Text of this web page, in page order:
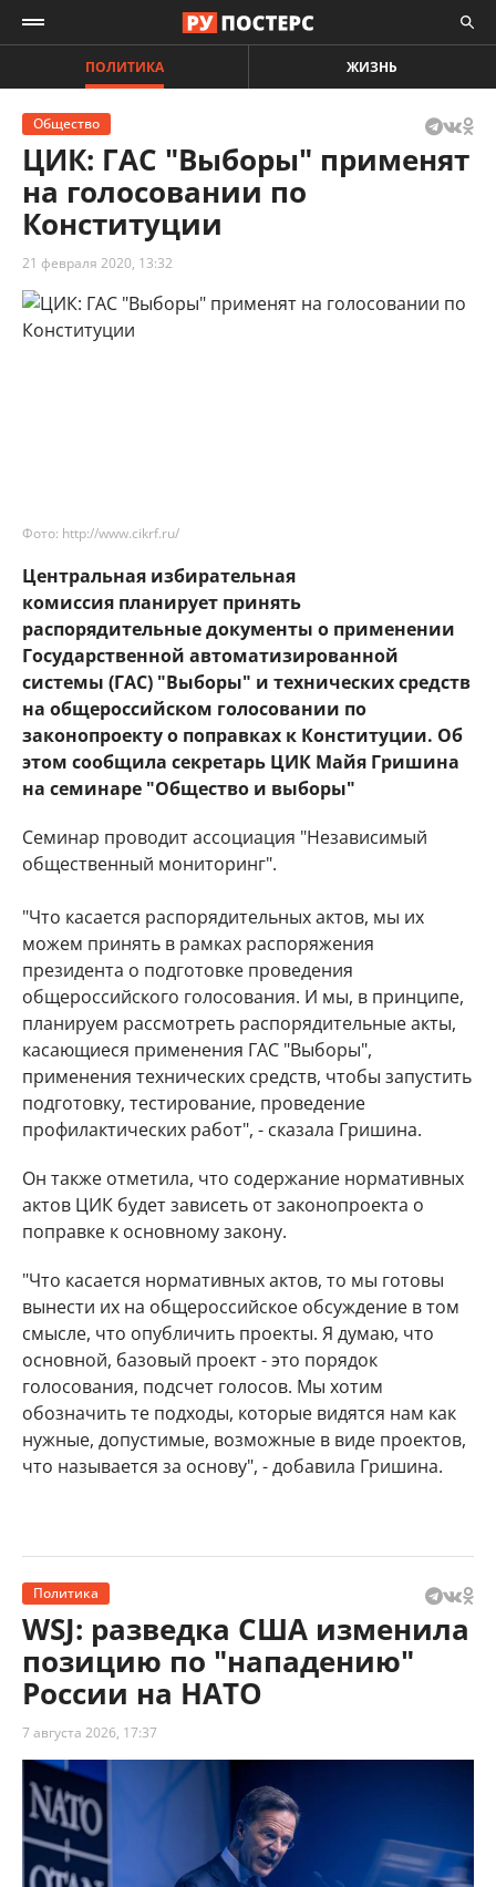
ПОЛИТИКА ЖИЗНЬ
Общество
ЦИК: ГАС "Выборы" применят
на голосовании по
Конституции
21 февраля 2020, 13:32
Фото: http://www.cikrf.ru/
Центральная избирательная
комиссия планирует принять
распорядительные документы о применении
Государственной автоматизированной
системы (ГАС) "Выборы" и технических средств
на общероссийском голосовании по
законопроекту о поправках к Конституции. Об
этом сообщила секретарь ЦИК Майя Гришина
на семинаре "Общество и выборы"
Семинар проводит ассоциация "Независимый
общественный мониторинг".
"Что касается распорядительных актов, мы их
можем принять в рамках распоряжения
президента о подготовке проведения
общероссийского голосования. И мы, в принципе,
планируем рассмотреть распорядительные акты,
касающиеся применения ГАС "Выборы",
применения технических средств, чтобы запустить
подготовку, тестирование, проведение
профилактических работ", - сказала Гришина.
Он также отметила, что содержание нормативных
актов ЦИК будет зависеть от законопроекта о
поправке к основному закону.
"Что касается нормативных актов, то мы готовы
вынести их на общероссийское обсуждение в том
смысле, что опубличить проекты. Я думаю, что
основной, базовый проект - это порядок
голосования, подсчет голосов. Мы хотим
обозначить те подходы, которые видятся нам как
нужные, допустимые, возможные в виде проектов,
что называется за основу", - добавила Гришина.
Политика
WSJ: разведка США изменила
позицию по "нападению"
России на НАТО
7 августа 2026, 17:37